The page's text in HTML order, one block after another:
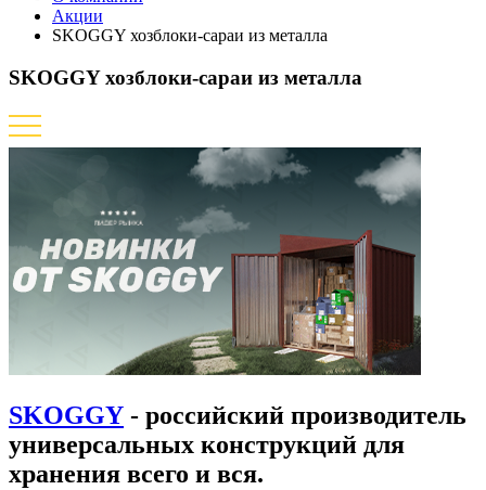
Акции
SKOGGY хозблоки-сараи из металла
SKOGGY хозблоки-сараи из металла
SKOGGY - российский производитель
универсальных конструкций для
хранения всего и вся.